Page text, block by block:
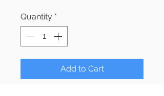
Quantity *
Add to Cart